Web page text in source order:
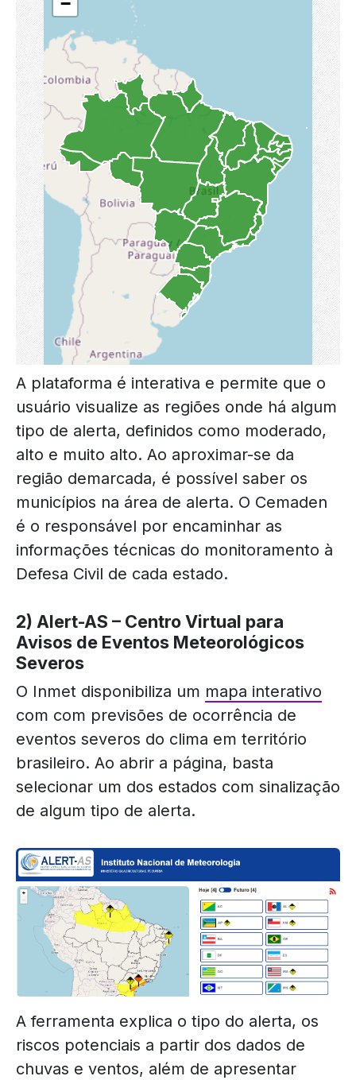
A plataforma é interativa e permite que o
usuário visualize as regiões onde há algum
tipo de alerta, definidos como moderado,
alto e muito alto. Ao aproximar-se da
região demarcada, é possível saber os
municípios na área de alerta. O Cemaden
é o responsável por encaminhar as
informações técnicas do monitoramento à
Defesa Civil de cada estado.
2) Alert-AS – Centro Virtual para
Avisos de Eventos Meteorológicos
Severos
O Inmet disponibiliza um mapa interativo
com com previsões de ocorrência de
eventos severos do clima em território
brasileiro. Ao abrir a página, basta
selecionar um dos estados com sinalização
de algum tipo de alerta.
A ferramenta explica o tipo do alerta, os
riscos potenciais a partir dos dados de
chuvas e ventos, além de apresentar